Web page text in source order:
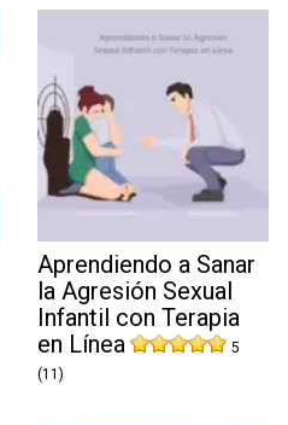
Aprendiendo a Sanar
la Agresión Sexual
Infantil con Terapia
en Línea
5
(11)